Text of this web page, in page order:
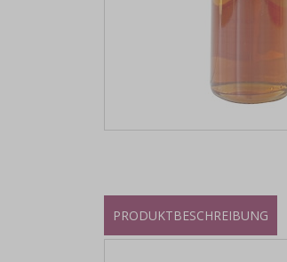
PRODUKTBESCHREIBUNG